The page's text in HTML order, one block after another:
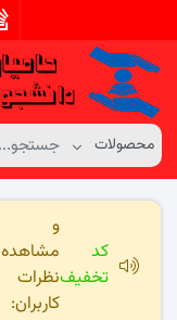
کد
تخفیف
و
مشاهده
نظرات
کاربران: